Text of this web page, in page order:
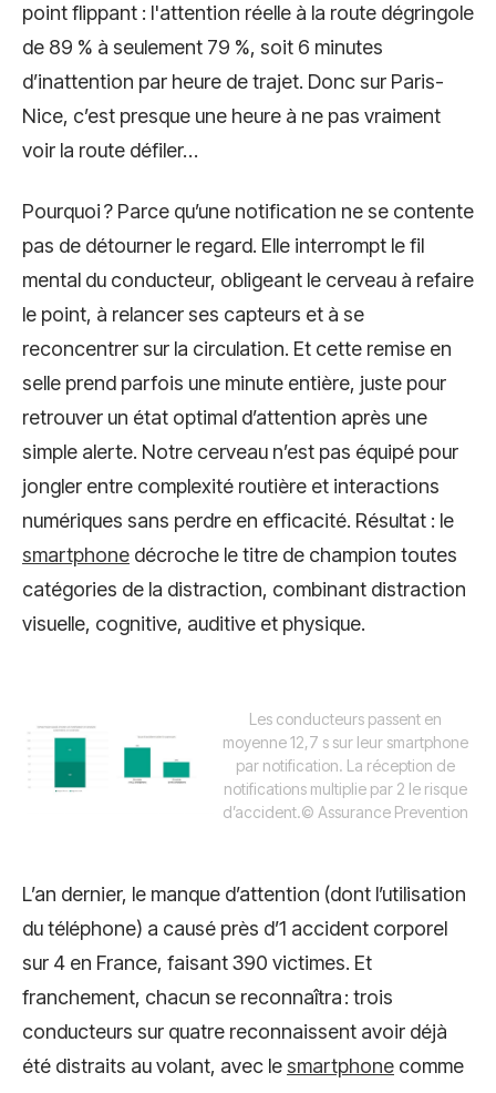
point flippant : l'attention réelle à la route dégringole
de 89 % à seulement 79 %, soit 6 minutes
d’inattention par heure de trajet. Donc sur Paris-
Nice, c’est presque une heure à ne pas vraiment
voir la route défiler…
Pourquoi ? Parce qu’une notification ne se contente
pas de détourner le regard. Elle interrompt le fil
mental du conducteur, obligeant le cerveau à refaire
le point, à relancer ses capteurs et à se
reconcentrer sur la circulation. Et cette remise en
selle prend parfois une minute entière, juste pour
retrouver un état optimal d’attention après une
simple alerte. Notre cerveau n’est pas équipé pour
jongler entre complexité routière et interactions
numériques sans perdre en efficacité. Résultat : le
smartphone décroche le titre de champion toutes
catégories de la distraction, combinant distraction
visuelle, cognitive, auditive et physique.
Les conducteurs passent en
moyenne 12,7 s sur leur smartphone
par notification. La réception de
notifications multiplie par 2 le risque
d’accident.© Assurance Prevention
L’an dernier, le manque d’attention (dont l’utilisation
du téléphone) a causé près d’1 accident corporel
sur 4 en France, faisant 390 victimes. Et
franchement, chacun se reconnaîtra : trois
conducteurs sur quatre reconnaissent avoir déjà
été distraits au volant, avec lesmartphone comme